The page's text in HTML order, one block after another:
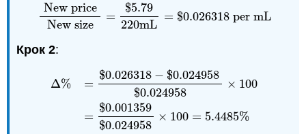
New price
New size
=
$5.79
220mL
= $0.026318per mL
New priceNew size= $5.79220mL =$0.026318
Крок 2:
Δ% =
$0.026318 − $0.024958
$0.024958
× 100
=
$0.001359
$0.024958
× 100 = 5.4485%
0.026318 −$0.024958